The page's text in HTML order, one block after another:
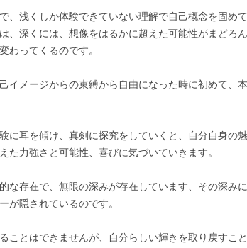
、浅くしか体験できていない理解で自己概念を固め
、深くには、想像をはるかに超えた可能性がまどろ
わってくるのです。
イメージからの束縛から自由になった時に初めて、
に耳を傾け、真剣に探究をしていくと、自分自身の
た力強さと可能性、喜びに気づいていきます。
な存在で、無限の深みが存在しています、その深み
が隠されているのです。
ことはできませんが、自分らしい輝きを取り戻すこ